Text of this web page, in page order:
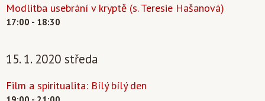
Modlitba usebrání v kryptě (s. Teresie Hašanová)
17:00 - 18:30
15. 1. 2020 středa
Film a spiritualita: Bílý bílý den